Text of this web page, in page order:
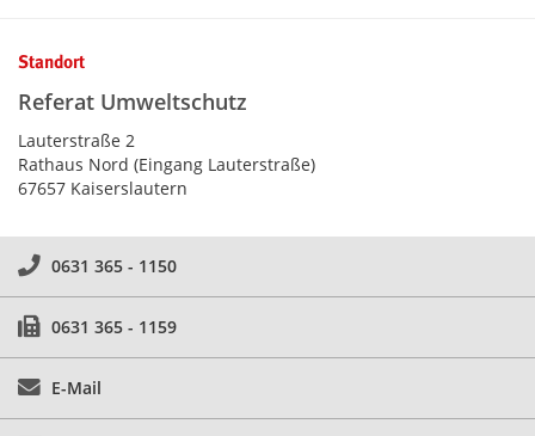
Standort
Referat Umweltschutz
Lauterstraße 2
Rathaus Nord (Eingang Lauterstraße)
67657 Kaiserslautern
0631 365 - 1150
0631 365 - 1159
E-Mail